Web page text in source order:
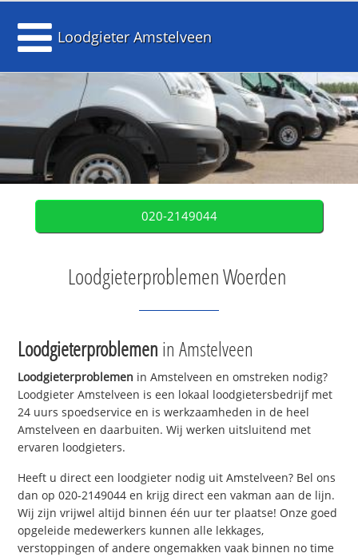
Loodgieter Amstelveen
020-2149044
Loodgieterproblemen Woerden
Loodgieterproblemen in Amstelveen
Loodgieterproblemen in Amstelveen en omstreken nodig?
Loodgieter Amstelveen is een lokaal loodgietersbedrijf met
24 uurs spoedservice en is werkzaamheden in de heel
Amstelveen en daarbuiten. Wij werken uitsluitend met
ervaren loodgieters.
Heeft u direct een loodgieter nodig uit Amstelveen? Bel ons
dan op 020-2149044 en krijg direct een vakman aan de lijn.
Wij zijn vrijwel altijd binnen één uur ter plaatse! Onze goed
opgeleide medewerkers kunnen alle lekkages,
verstoppingen of andere ongemakken vaak binnen no time